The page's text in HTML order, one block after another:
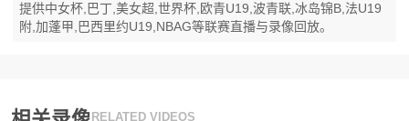
提供中女杯,巴丁,美女超,世界杯,欧青U19,波青联,冰岛锦B,法U19
附,加蓬甲,巴西里约U19,NBAG等联赛直播与录像回放。
RELATED VIDEOS